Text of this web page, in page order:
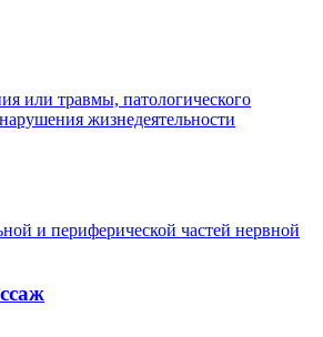
или травмы, патологического
жизнедеятельности
и периферической частей нервной